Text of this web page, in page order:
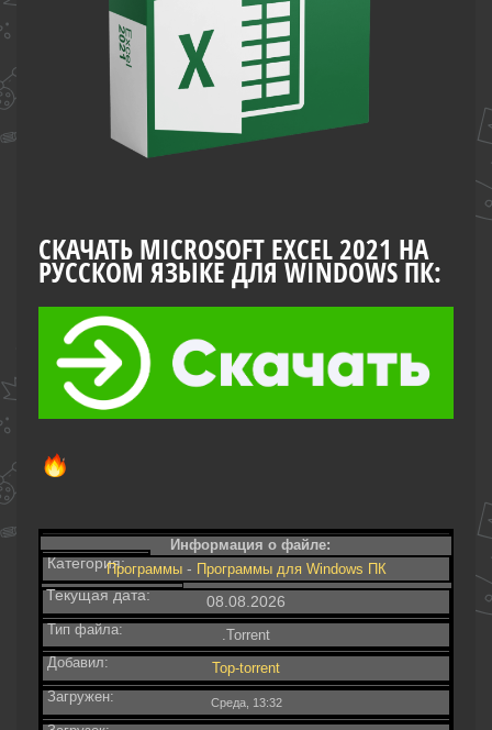
СКАЧАТЬ MICROSOFT EXCEL 2021 НА
РУССКОМ ЯЗЫКЕ ДЛЯ WINDOWS ПК:
Информация о файле:
Категория:Программы- Программы для Windows ПК
Текущая дата: 08.08.2026
Тип файла:
.Torrent
Добавил:
Top-torrent
Загружен:
Среда, 13:32